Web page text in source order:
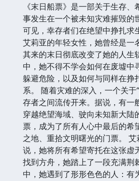
《末日船票》是一部关于生存
事发生在一个被未知灾难摧毁的
可见，幸存者们在绝望中挣扎求
艾莉亚的年轻女性，她曾经是一
其来的末日彻底改变了她的人生
中，她不得不学会如何在废墟中
躲避危险，以及如何与同样在挣
系。 随着灾难的深入，一个关于
存者之间流传开来。据说，有一
穿越绝望海域、驶向未知新大陆
票，成为了所有人心中最后的希
之地、重拾文明曙光的门票。
说，她将所有希望寄托在这张虚
找到方舟，她踏上了一段充满荆
中，她遇到了形形色色的人：有